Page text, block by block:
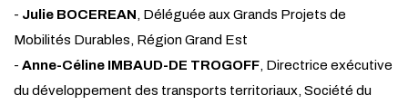
- Julie BOCEREAN, Déléguée aux Grands Projets de
Mobilités Durables, Région Grand Est
- Anne-Céline IMBAUD-DE TROGOFF, Directrice exécutive
du développement des transports territoriaux, Société du